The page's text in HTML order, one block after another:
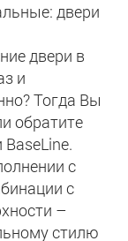
двери
двери в
и
Тогда Вы
обратите
с
с
–
стилю